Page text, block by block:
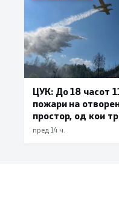
ЦУК: До 18 часот
пожари на
простор, од кои
се активни –
пред 14 ч.